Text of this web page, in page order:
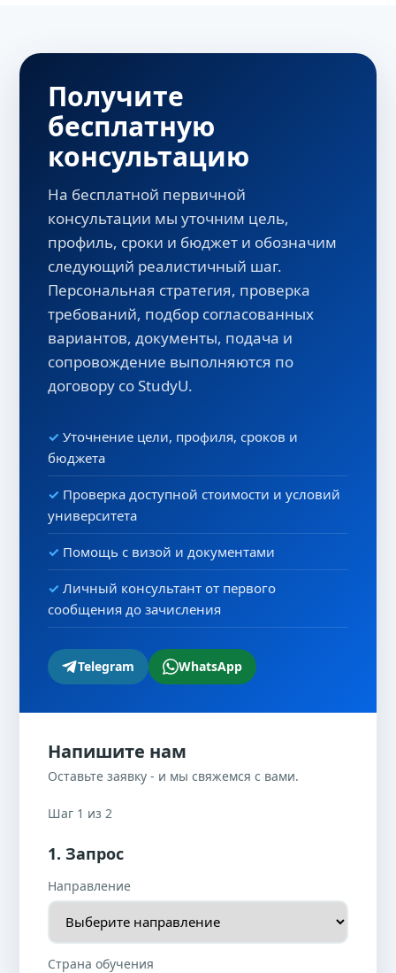
Получите
бесплатную
консультацию
На бесплатной первичной
консультации мы уточним цель,
профиль, сроки и бюджет и обозначим
следующий реалистичный шаг.
Персональная стратегия, проверка
требований, подбор согласованных
вариантов, документы, подача и
сопровождение выполняются по
договору со StudyU.
Уточнение цели, профиля, сроков и
бюджета
Проверка доступной стоимости и условий
университета
Помощь с визой и документами
Личный консультант от первого
сообщения до зачисления
Telegram WhatsApp
Напишите нам
Оставьте заявку - и мы свяжемся с вами.
Шаг 1 из 2
1. Запрос
Направление
Страна обучения